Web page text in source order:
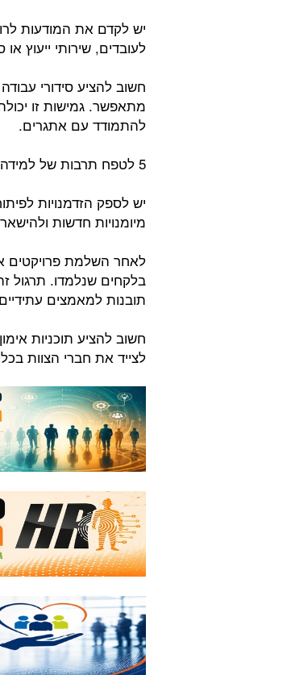
יש לקדם את המודעות
לעובדים, שירותי ייעוץ
חשוב להציע סידורי
מתאפשר. גמישות זו
להתמודד עם אתגרים.
5 לטפח תרבות של למידה מתמשכת ויכולת הסתגלות:
יש לספק הזדמנויות
מיומנויות חדשות
לאחר השלמת פרויקטים
בלקחים שנלמדו. תרגול
תובנות למאמצים
חשוב להציע תוכניות
לצייד את חברי הצוות